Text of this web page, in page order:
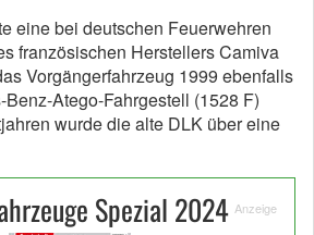
eine bei deutschen Feuerwehren
französischen Herstellers Camiva
Vorgängerfahrzeug 1999 ebenfalls
Atego-Fahrgestell (1528 F)
wurde die alte DLK über eine
Spezial 2024 Anzeige